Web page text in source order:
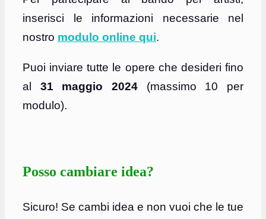
inserisci le informazioni necessarie nel
nostro modulo online qui.
Puoi inviare tutte le opere che desideri fino
al 31 maggio 2024 (massimo 10 per
modulo).
Posso cambiare idea?
Sicuro! Se cambi idea e non vuoi che le tue